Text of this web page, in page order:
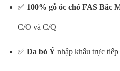
✅ 100% gỗ óc chó FAS Bắc
C/O và C/Q
✅ Da bò Ýnhập khẩu trực tiếp